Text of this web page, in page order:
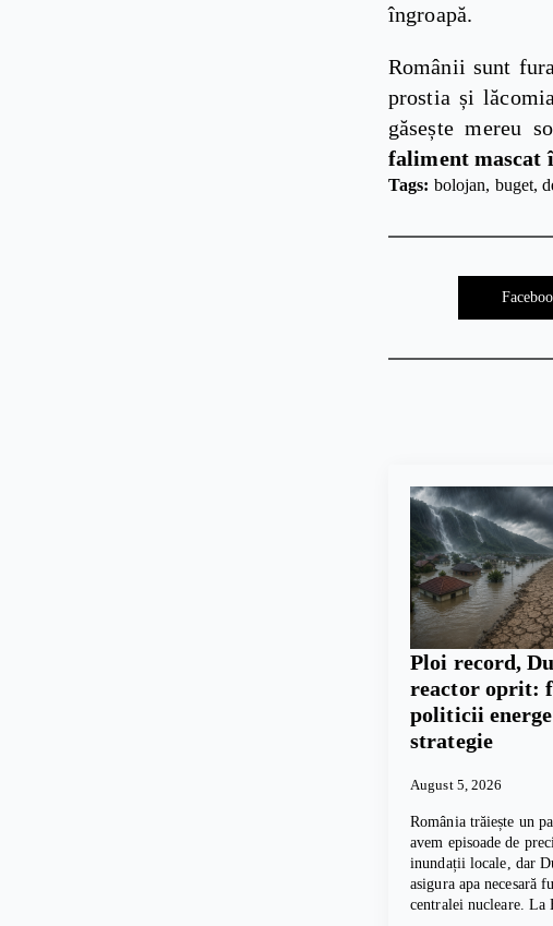
îngroapă.
Românii sunt
prostia și
găsește mereu
faliment mascat
Tags: bolojan buget
Ploi record,
reactor oprit:
politicii
strategie
August 5, 2026
România trăiește un
avem episoade de
inundații locale, dar
asigura apa necesară
centralei nucleare.